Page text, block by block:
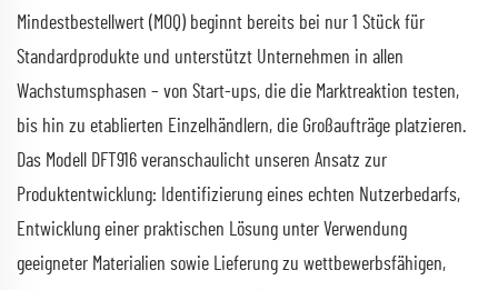
Mindestbestellwert (MOQ) beginnt bereits bei nur 1 Stück für
Standardprodukte und unterstützt Unternehmen in allen
Wachstumsphasen – von Start-ups, die die Marktreaktion testen,
bis hin zu etablierten Einzelhändlern, die Großaufträge platzieren.
Das Modell DFT916 veranschaulicht unseren Ansatz zur
Produktentwicklung: Identifizierung eines echten Nutzerbedarfs,
Entwicklung einer praktischen Lösung unter Verwendung
geeigneter Materialien sowie Lieferung zu wettbewerbsfähigen,